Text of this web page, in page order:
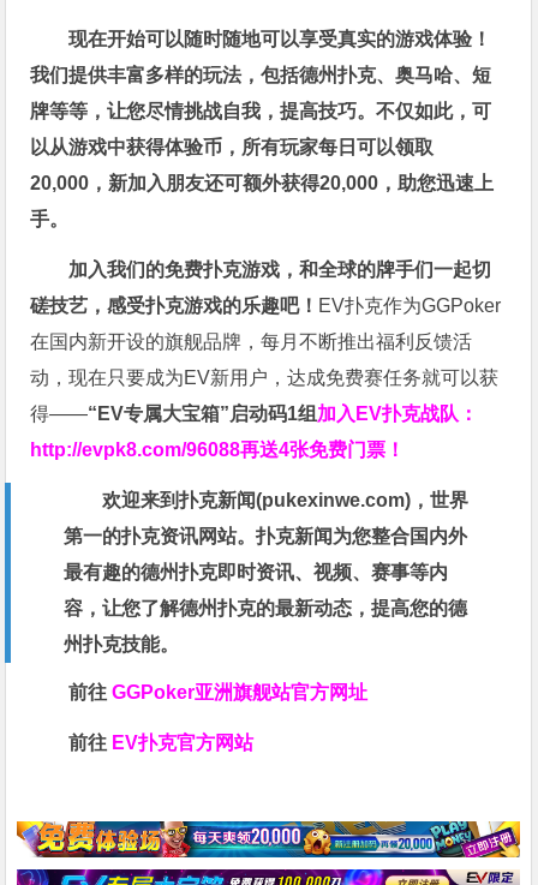
现在开始可以随时随地可以享受真实的游戏体验！
我们提供丰富多样的玩法，包括德州扑克、奥马哈、短
牌等等，让您尽情挑战自我，提高技巧。不仅如此，可
以从游戏中获得体验币，所有玩家每日可以领取
20,000，新加入朋友还可额外获得20,000，助您迅速上
手。
加入我们的免费扑克游戏，和全球的牌手们一起切
磋技艺，感受扑克游戏的乐趣吧！ EV扑克作为GGPoker
在国内新开设的旗舰品牌，每月不断推出福利反馈活
动，现在只要成为EV新用户，达成免费赛任务就可以获
得——“EV专属大宝箱”启动码1组 加入EV扑克战队：
http://evpk8.com/96088再送4张免费门票！
欢迎来到扑克新闻(pukexinwe.com)，世界
第一的扑克资讯网站。扑克新闻为您整合国内外
最有趣的德州扑克即时资讯、视频、赛事等内
容，让您了解德州扑克的最新动态，提高您的德
州扑克技能。
前往GGPoker亚洲旗舰站官方网址
前往 EV扑克官方网站